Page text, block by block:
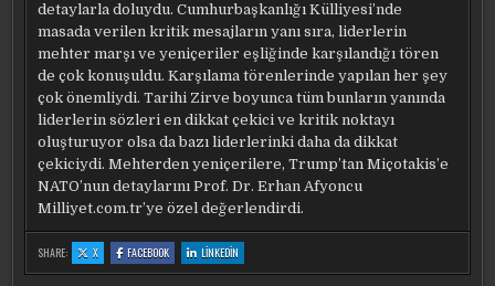
detaylarla doluydu. Cumhurbaşkanlığı Külliyesi’nde
masada verilen kritik mesajların yanı sıra, liderlerin
mehter marşı ve yeniçeriler eşliğinde karşılandığı tören
de çok konuşuldu. Karşılama törenlerinde yapılan her şey
çok önemliydi. Tarihi Zirve boyunca tüm bunların yanında
liderlerin sözleri en dikkat çekici ve kritik noktayı
oluşturuyor olsa da bazı liderlerinki daha da dikkat
çekiciydi. Mehterden yeniçerilere, Trump’tan Miçotakis’e
NATO’nun detaylarını Prof. Dr. Erhan Afyoncu
Milliyet.com.tr’ye özel değerlendirdi.
SHARE: X:
NATO
ZIRVESI’NE
FACEBOOK:
NATO
ZIRVESI’NE
LINKEDIN
NATO
ZIRVESI’NE